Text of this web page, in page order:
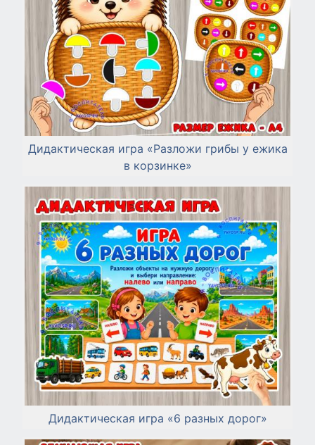
Дидактическая игра «Разложи грибы у ежика
в корзинке»
Дидактическая игра «6 разных дорог»